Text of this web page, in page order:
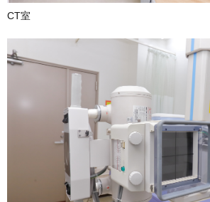
CT室